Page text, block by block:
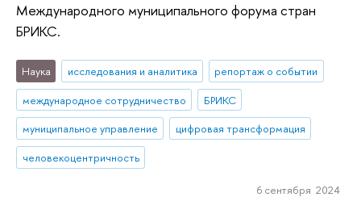
Международного муниципального форума стран
БРИКС.
Наука исследования и аналитика
репортаж о событии
международное сотрудничество
БРИКС
муниципальное управление
цифровая трансформация
человекоцентричность
6 сентября 2024